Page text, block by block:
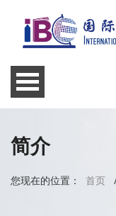
简介
您现在的位置： 首页